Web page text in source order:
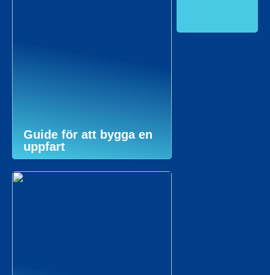
Guide för att bygga en
uppfart